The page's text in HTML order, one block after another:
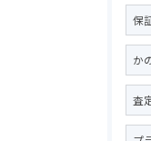
保
か
査